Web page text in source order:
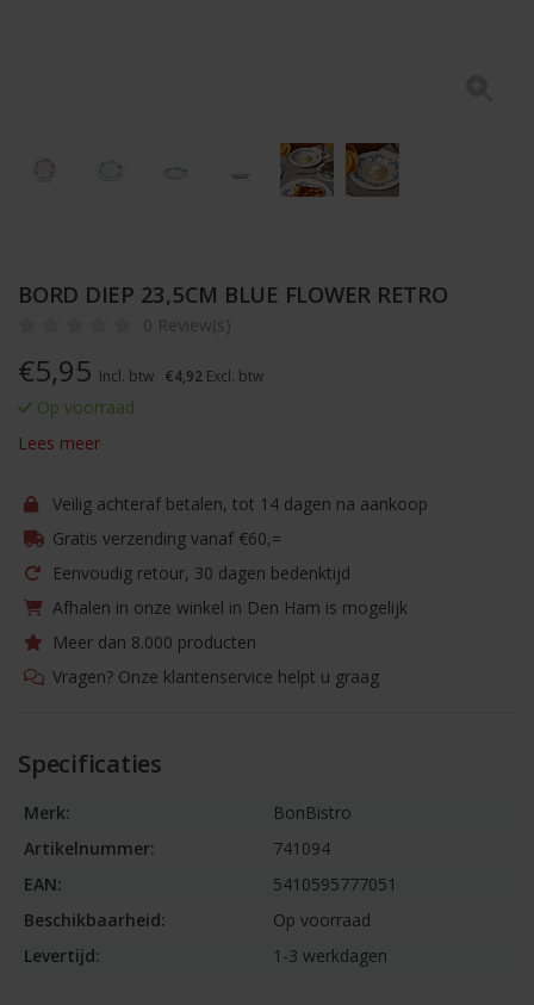
BORD DIEP 23,5CM BLUE FLOWER RETRO
0 Review(s)
€5,95 Incl. btw €4,92 Excl. btw
Op voorraad
Lees meer
Veilig achteraf betalen, tot 14 dagen na aankoop
Gratis verzending vanaf €60,=
Eenvoudig retour, 30 dagen bedenktijd
Afhalen in onze winkel in Den Ham is mogelijk
Meer dan 8.000 producten
Vragen? Onze klantenservice helpt u graag
Specificaties
Merk:
BonBistro
Artikelnummer:
741094
EAN:
5410595777051
Beschikbaarheid:
Op voorraad
Levertijd:
1-3 werkdagen